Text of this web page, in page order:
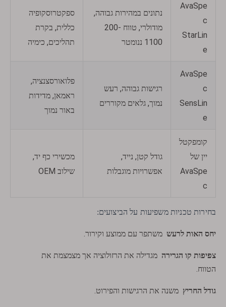
AvaSpe
c
StarLin
e
נתונים במהירות גבוהה,
מודולרי, טווח 200-
1100 ננומטר
ספקטרוסקופיה
כללית, בקרת
תהליכים, כימיה
AvaSpe
c
SensLin
e
רגישות גבוהה, רעש
נמוך, גלאים מקוררים
פלואורסצנציה,
ראמאן, מדידות
באור נמוך
קומפקטל
יין של
AvaSpe
c
גודל קטן, נייד,
אפשרויות מוגבלות
מכשירי כף יד,
שילוב OEM
בחירות טכניות משפיעות על הביצועים:
יחס האות לרעש משתפר עם ממוצע וקירור.
צפיפות קו הגרירה מגדילה את הרזולוציה אך מצמצמת את
הטווח.
גודל החריץ משנה את הרגישות והפירוט.